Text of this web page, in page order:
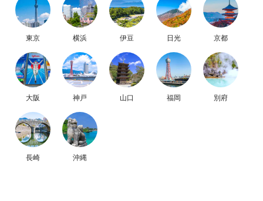
東京 横浜 伊豆 日光 京都
大阪 神戸 山口 福岡 別府
長崎 沖縄